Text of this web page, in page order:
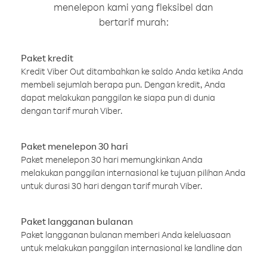
menelepon kami yang fleksibel dan
bertarif murah:
Paket kredit
Kredit Viber Out ditambahkan ke saldo Anda ketika Anda
membeli sejumlah berapa pun. Dengan kredit, Anda
dapat melakukan panggilan ke siapa pun di dunia
dengan tarif murah Viber.
Paket menelepon 30 hari
Paket menelepon 30 hari memungkinkan Anda
melakukan panggilan internasional ke tujuan pilihan Anda
untuk durasi 30 hari dengan tarif murah Viber.
Paket langganan bulanan
Paket langganan bulanan memberi Anda keleluasaan
untuk melakukan panggilan internasional ke landline dan